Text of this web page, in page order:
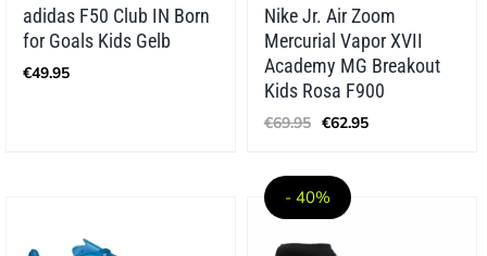
adidas F50 Club IN Born
for Goals Kids Gelb
€49.95
Nike Jr. Air Zoom
Mercurial Vapor XVII
Academy MG Breakout
Kids Rosa F900
€69.95 Ursprünglicher
€69.95
€62.95Aktueller
- 40%